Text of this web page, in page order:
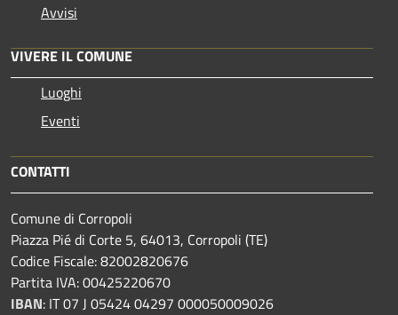
Avvisi
VIVERE IL COMUNE
Luoghi
Eventi
CONTATTI
Comune di Corropoli
Piazza Pié di Corte 5, 64013, Corropoli (TE)
Codice Fiscale: 82002820676
Partita IVA: 00425220670
IBAN: IT 07 J 05424 04297 000050009026